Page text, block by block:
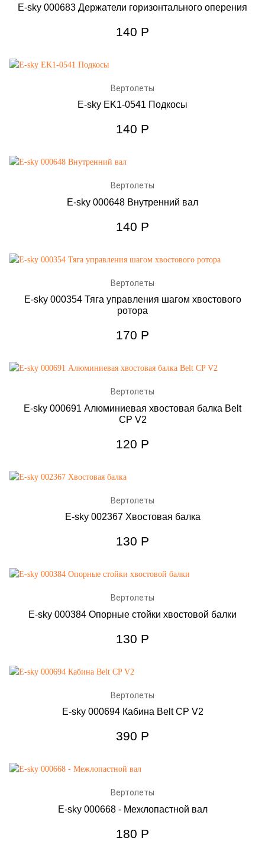
E-sky 000683 Держатели горизонтального оперения
140 Р
Вертолеты
E-sky EK1-0541 Подкосы
140 Р
Вертолеты
E-sky 000648 Внутренний вал
140 Р
Вертолеты
E-sky 000354 Тяга управления шагом хвостового
ротора
170 Р
Вертолеты
E-sky 000691 Алюминиевая хвостовая балка Belt
CP V2
120 Р
Вертолеты
E-sky 002367 Хвостовая балка
130 Р
Вертолеты
E-sky 000384 Опорные стойки хвостовой балки
130 Р
Вертолеты
E-sky 000694 Кабина Belt CP V2
390 Р
Вертолеты
E-sky 000668 - Межлопастной вал
180 Р